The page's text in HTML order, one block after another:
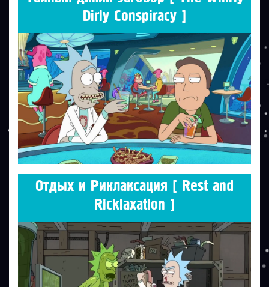
Dirly Conspiracy ]
Отдых и Риклаксация [ Rest and
Ricklaxation ]